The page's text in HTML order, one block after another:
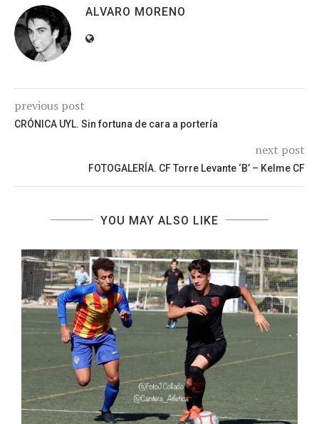
ALVARO MORENO
previous post
CRÓNICA UYL. Sin fortuna de cara a portería
next post
FOTOGALERÍA. CF Torre Levante ‘B’ – Kelme CF
YOU MAY ALSO LIKE